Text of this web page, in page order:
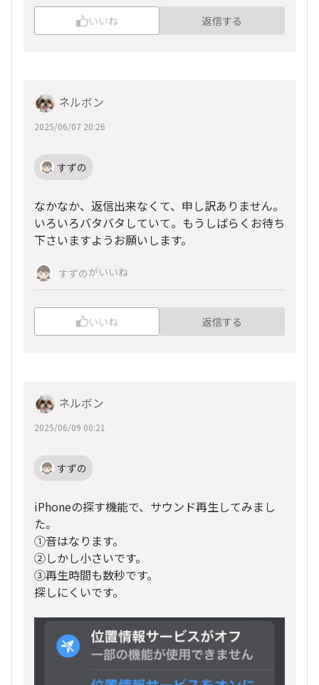
いいね 返信する
ネルボン
2025/06/07 20:26
すずの
なかなか、返信出来なくて、申し訳ありません。
いろいろバタバタしていて。もうしばらくお待ち
下さいますようお願いします。
すずのがいいね
いいね 返信する
ネルボン
2025/06/09 00:21
すずの
iPhoneの探す機能で、サウンド再生してみまし
た。
①音はなります。
②しかし小さいです。
③再生時間も数秒です。
探しにくいです。